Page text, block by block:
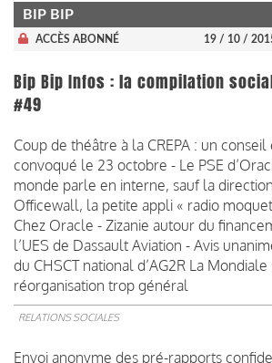
BIP BIP
ACCÈS ABONNÉ 19 / 10 /
Bip Bip Infos : la compilation
#49
Coup de théâtre à la CREPA : un
convoqué le 23 octobre - Le PSE
monde parle en interne, sauf la
Officewall, la petite appli « radio
Chez Oracle - Zizanie autour du
l’UES de Dassault Aviation - Avis
du CHSCT national d’AG2R La
réorganisation trop général
RELATIONS SOCIALES
Envoi anonyme des pré-rapports